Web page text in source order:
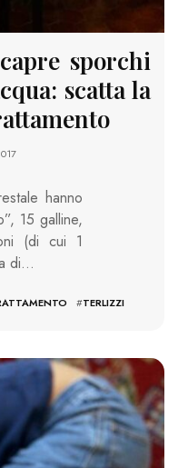
sporchi
scatta la
hanno
15 galline,
(di cui 1
di…
#TERLIZZI